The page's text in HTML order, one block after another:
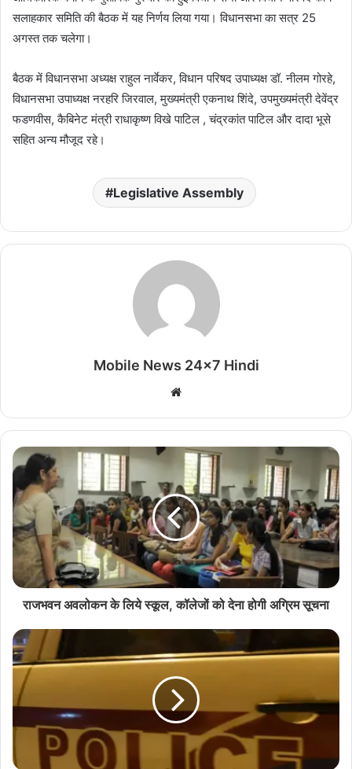
सलाहकार समिति की बैठक में यह निर्णय लिया गया। विधानसभा का सत्र 25
अगस्त तक चलेगा।
बैठक में विधानसभा अध्यक्ष राहुल नार्वेकर, विधान परिषद उपाध्यक्ष डॉ. नीलम गोरहे,
विधानसभा उपाध्यक्ष नरहरि जिरवाल, मुख्यमंत्री एकनाथ शिंदे, उपमुख्यमंत्री देवेंद्र
फडणवीस, कैबिनेट मंत्री राधाकृष्ण विखे पाटिल , चंद्रकांत पाटिल और दादा भूसे
सहित अन्य मौजूद रहे।
Legislative Assembly
Mobile News 24x7 Hindi
Website
राजभवन अवलोकन के लिये स्कूल, कॉलेजों को देना होगी अग्रिम सूचना